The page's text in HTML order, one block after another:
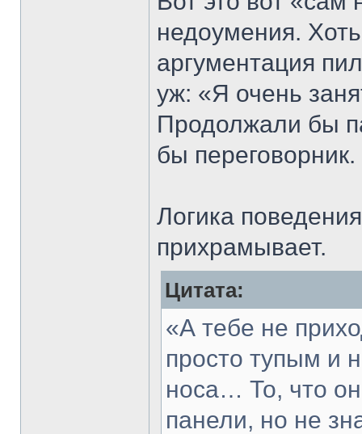
недоумения.
аргументация
уж: «Я очень
Продолжали бы
бы переговорник.
Логика
прихрамывает.
Цитата:
«А тебе не
просто тупым и
носа… То, что
панели, но не